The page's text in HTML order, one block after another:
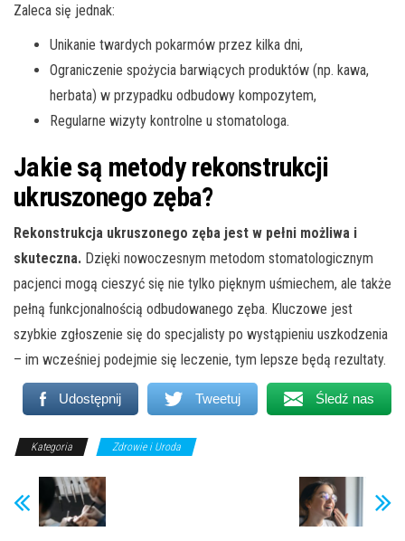
Zaleca się jednak:
Unikanie twardych pokarmów przez kilka dni,
Ograniczenie spożycia barwiących produktów (np. kawa,
herbata) w przypadku odbudowy kompozytem,
Regularne wizyty kontrolne u stomatologa.
Jakie są metody rekonstrukcji
ukruszonego zęba?
Rekonstrukcja ukruszonego zęba jest w pełni możliwa i
skuteczna. Dzięki nowoczesnym metodom stomatologicznym
pacjenci mogą cieszyć się nie tylko pięknym uśmiechem, ale także
pełną funkcjonalnością odbudowanego zęba. Kluczowe jest
szybkie zgłoszenie się do specjalisty po wystąpieniu uszkodzenia
– im wcześniej podejmie się leczenie, tym lepsze będą rezultaty.
Udostępnij Tweetuj Śledź nas
Kategoria Zdrowie i Uroda